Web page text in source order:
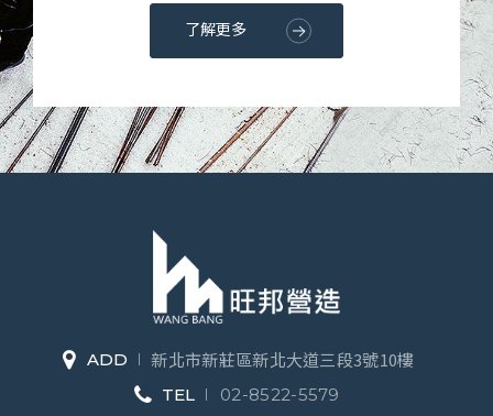
了解更多
ADD 新北市新莊區新北大道三段3號10樓
TEL 02-8522-5579